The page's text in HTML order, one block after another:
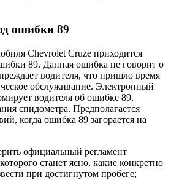
ошибки 89
Chevrolet Cruze приходится
89. Данная ошибка не говорит о
водителя, что пришло время
обслуживание. Электронный
водителя об ошибке 89,
спидометра. Предполагается
когда ошибка 89 загорается на
официальный регламент
станет ясно, какие конкретно
при достигнутом пробеге;